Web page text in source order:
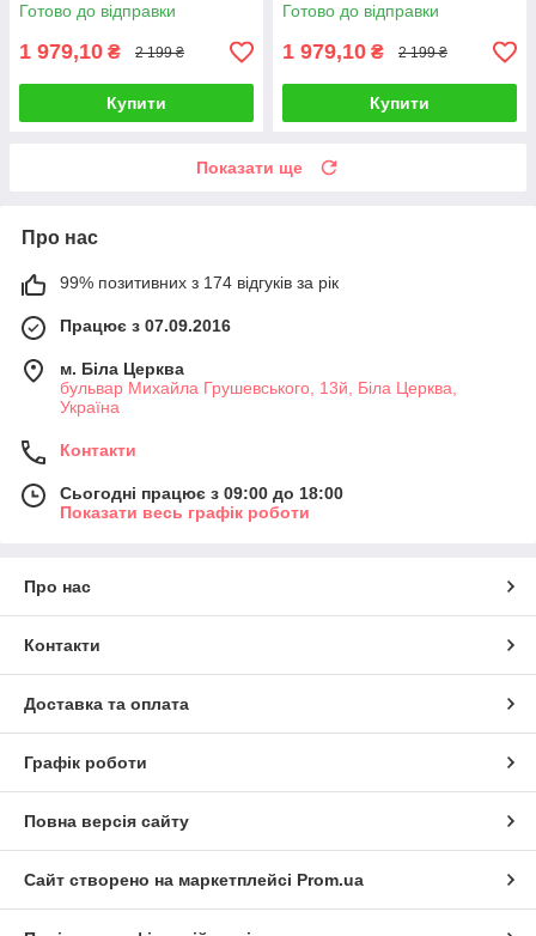
Готово до відправки
1 979,10 ₴ 2 199 ₴
Купити
Готово до відправки
1 979,10 ₴ 2 199 ₴
Купити
Показати ще
Про нас
99% позитивних з 174 відгуків за рік
Працює з 07.09.2016
м. Біла Церква
бульвар Михайла Грушевського, 13й, Біла Церква,
Україна
Контакти
Сьогодні працює з 09:00 до 18:00
Показати весь графік роботи
Про нас
Контакти
Доставка та оплата
Графік роботи
Повна версія сайту
Сайт створено на маркетплейсі Prom.ua